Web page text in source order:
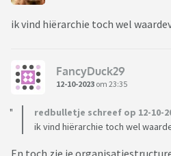
ik vind hiërarchie toch wel
FancyDuck29
12-10-2023 om 23:35
redbulletje schreef op 12-10-
ik vind hiërarchie toch wel